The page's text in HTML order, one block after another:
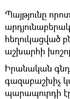
Պայթյունը
հեղուկացված
աշխարհի
Իրանական
գազաբաշխիչ
պարապուրդի